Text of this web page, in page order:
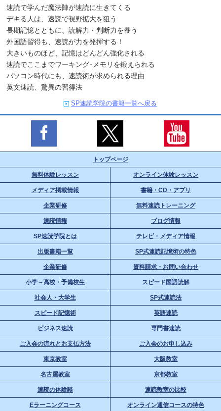
速読で学んだ魔法陣が速読に生きてくる
デキる人は、速読で視野拡大を狙う
長期記憶とともに、読解力・判断力を養う
外国語習得も、速読が力を発揮する！
大きいものほど、記憶はどんどん強化される
速読でここまでワーキング･メモリを鍛えられる
パソコン時代にも、速読術が求められる理由
英文速読、驚異の習得法
SP速読学院の書籍一覧へ戻る
トップページ
無料体験レッスン オンライン体験レッスン
メディア掲載情報 書籍・CD・アプリ
企業研修 無料速読トレーニング
速読情報 ブログ情報
SP速読学院とは テレビ・メディア情報
出版書籍一覧 SP式速読記憶術の特色
企業研修 資料請求・お問い合わせ
小学～高校・予備校生 スピード国語読解
社会人・大学生 SP式速読法
スピード記憶術 英語速読
ビジネス速読 専門書速読
ご入会の流れとお支払方法 ご入会のお申し込み
東京教室 大阪教室
名古屋教室 京都教室
速読の体験談 速読教室の比較
Eラーニングコース オンライン通信コースの特色